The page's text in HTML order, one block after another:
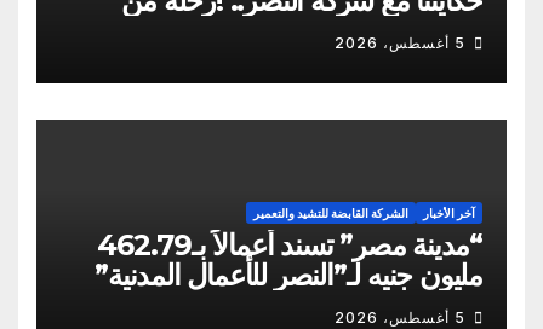
الشكاوى ومزيد من التعنت المستمر.. و
لجوء للقابضة إلى صدمة الكواليس!
5 أغسطس، 2026
آخر الأخبار الشركة القابضة للتشيد والتعمير
“مدينة مصر” تسند أعمالاً بـ462.79
مليون جنيه لـ”النصر للأعمال المدنية”
5 أغسطس، 2026